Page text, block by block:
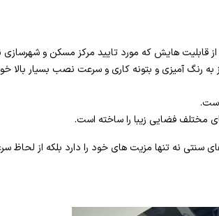
هایش که مورد تایید مرکز مسکن و شهرسازی
رنگ آمیزی و بتونه کاری و سرعت نصب بسیار بالا
مختلف فضایی زیبا را ساخته است.
نه تنها مزیت های خود را دارد بلکه از